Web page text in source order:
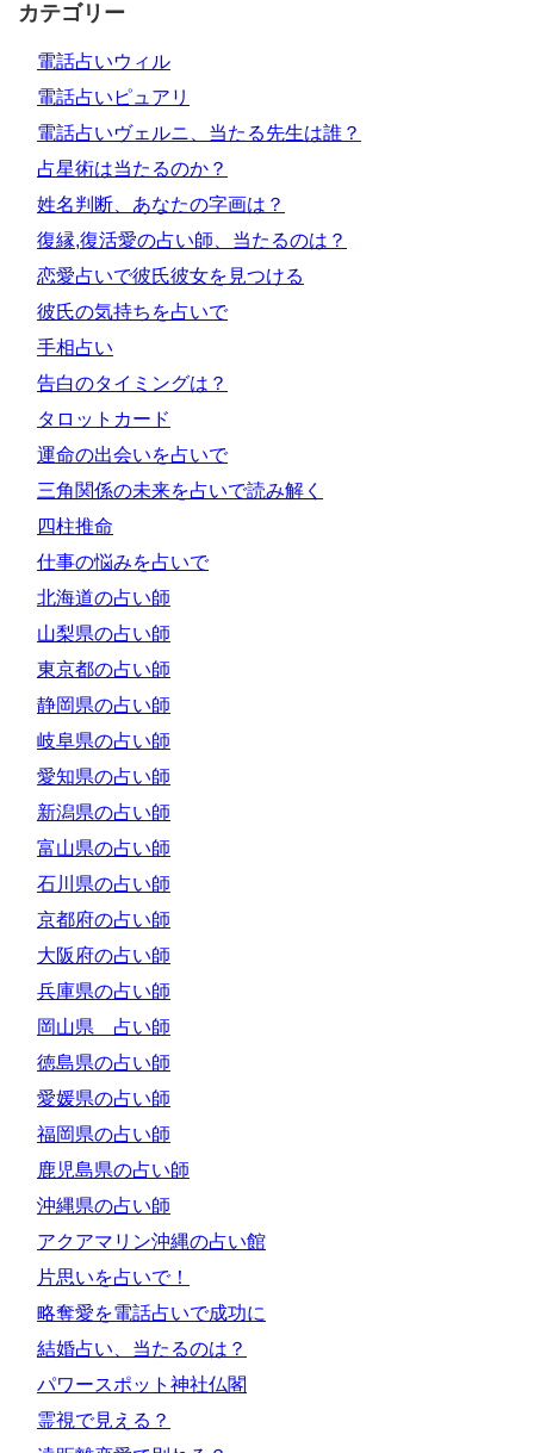
カテゴリー
電話占いウィル
電話占いピュアリ
電話占いヴェルニ、当たる先生は誰？
占星術は当たるのか？
姓名判断、あなたの字画は？
復縁,復活愛の占い師、当たるのは？
恋愛占いで彼氏彼女を見つける
彼氏の気持ちを占いで
手相占い
告白のタイミングは？
タロットカード
運命の出会いを占いで
三角関係の未来を占いで読み解く
四柱推命
仕事の悩みを占いで
北海道の占い師
山梨県の占い師
東京都の占い師
静岡県の占い師
岐阜県の占い師
愛知県の占い師
新潟県の占い師
富山県の占い師
石川県の占い師
京都府の占い師
大阪府の占い師
兵庫県の占い師
岡山県 占い師
徳島県の占い師
愛媛県の占い師
福岡県の占い師
鹿児島県の占い師
沖縄県の占い師
アクアマリン沖縄の占い館
片思いを占いで！
略奪愛を電話占いで成功に
結婚占い、当たるのは？
パワースポット神社仏閣
霊視で見える？